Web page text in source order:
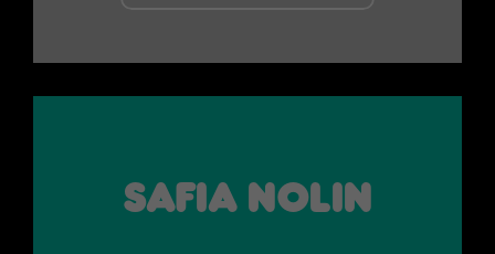
Safia Nolin